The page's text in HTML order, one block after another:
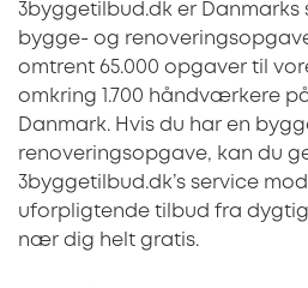
3byggetilbud.dk er
bygge- og
omtrent 65.000 opgaver til
omkring 1.700 håndværkere
Danmark. Hvis du har en
renoveringsopgave, kan du
3byggetilbud.dk’s service
uforpligtende tilbud fra
nær dig helt gratis.